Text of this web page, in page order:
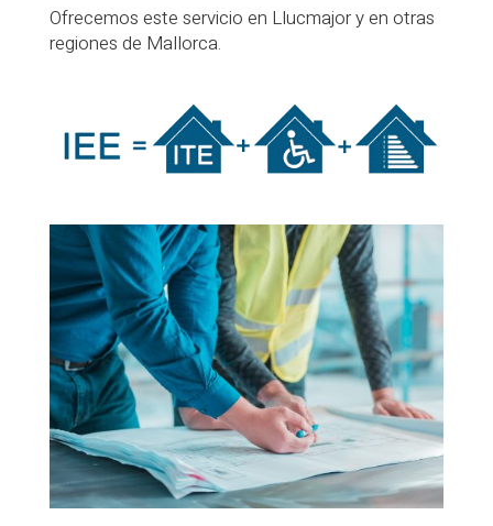
Ofrecemos este servicio en Llucmajor y en otras
regiones de Mallorca.